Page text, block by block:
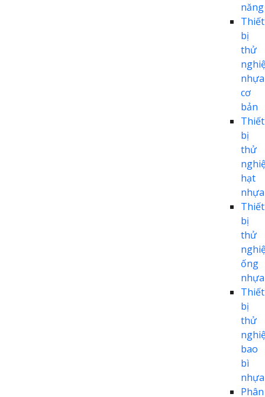
năng
Thiết
bị
thử
nhựa
cơ
bản
Thiết
bị
thử
hạt
nhựa
Thiết
bị
thử
ống
nhựa
Thiết
bị
thử
bao
bì
nhựa
Phân